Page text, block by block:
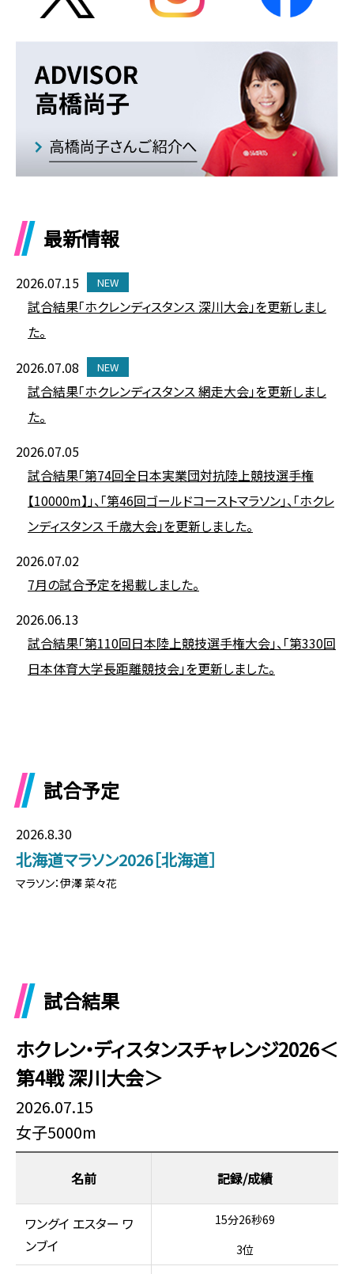
最新情報
2026.07.15 NEW
試合結果「ホクレンディスタンス 深川大会」を更新しまし
た。
2026.07.08
NEW
試合結果「ホクレンディスタンス 網走大会」を更新しまし
た。
2026.07.05
試合結果「第74回全日本実業団対抗陸上競技選手権
【10000m】」、「第46回ゴールドコーストマラソン」、「ホクレ
ンディスタンス 千歳大会」を更新しました。
2026.07.02
7月の試合予定を掲載しました。
2026.06.13
試合結果「第110回日本陸上競技選手権大会」、「第330回
日本体育大学長距離競技会」を更新しました。
試合予定
2026.8.30
北海道マラソン2026［北海道］
マラソン：伊澤 菜々花
試合結果
ホクレン・ディスタンスチャレンジ2026＜
第4戦 深川大会＞
2026.07.15
女子5000m
名前
ワングイ エスター ワ
ンブイ
15分26秒69
3位